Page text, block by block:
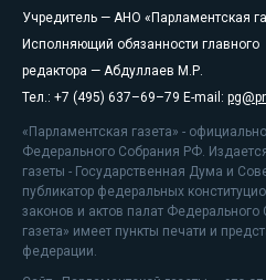
Учредитель — АНО «Парламентская
Исполняющий обязанности главного
редактора — Абдуллаев М.Р.
Тел.: +7 (495) 637–69–79 E-mail:
«Парламентская газета» -
Федерального Собрания РФ.
газеты - Государственная Дума и
публикатор федеральных
законов и актов палат
газета» имеет пункты печати и
федерации.